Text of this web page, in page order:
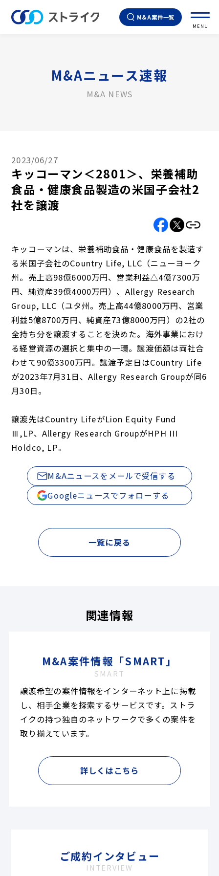
M&A案件一覧
MENU
M&Aニュース速報
M&A NEWS
2023/06/27
キッコーマン＜2801＞、栄養補助
食品・健康食品製造の米国子会社2
社を譲渡
キッコーマンは、栄養補助食品・健康食品を製造す
る米国子会社のCountry Life, LLC（ニューヨーク
州。売上高98億6000万円、営業利益△4億7300万
円、純資産39億4000万円）、Allergy Research
Group, LLC（ユタ州。売上高44億8000万円、営業
利益5億8700万円、純資産73億8000万円）の2社の
全持ち分を譲渡することを決めた。海外事業におけ
る経営資源の選択と集中の一環。譲渡価額は両社合
わせて90億3300万円。譲渡予定日はCountry Life
が2023年7月31日、Allergy Research Groupが同6
月30日。
譲渡先はCountry LifeがLion Equity Fund
Ⅲ,LP、Allergy Research GroupがHPH III
Holdco, LP。
M&Aニュースをメールで受信する
Googleニュースでフォローする
一覧に戻る
関連情報
M&A案件情報「SMART」
SMART
譲渡希望の案件情報をインターネット上に掲載
し、相手企業を探索するサービスです。ストラ
イクの持つ独自のネットワークで多くの案件を
取り揃えています。
詳しくはこちら
ご成約インタビュー
INTERVIEW